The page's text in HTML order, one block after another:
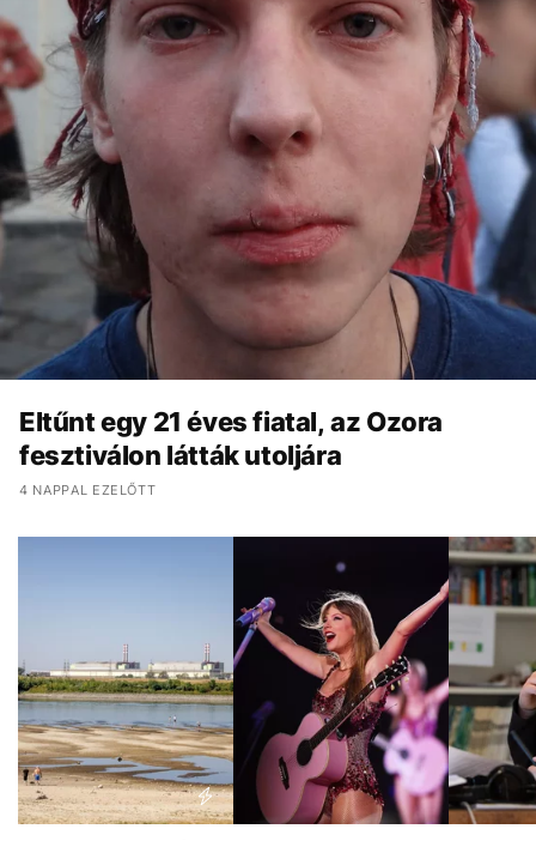
Eltűnt egy 21 éves fiatal, az Ozora
fesztiválon látták utoljára
4 NAPPAL EZELŐTT